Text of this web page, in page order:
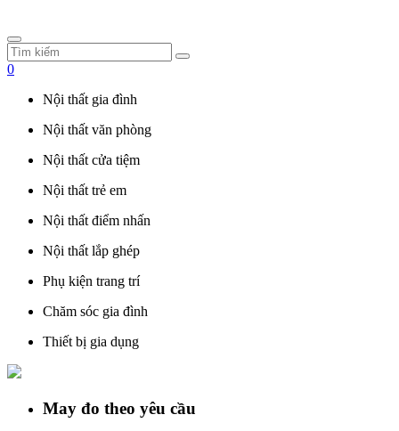
0
Nội thất gia đình
Nội thất văn phòng
Nội thất cửa tiệm
Nội thất trẻ em
Nội thất điểm nhấn
Nội thất lắp ghép
Phụ kiện trang trí
Chăm sóc gia đình
Thiết bị gia dụng
May đo theo yêu cầu